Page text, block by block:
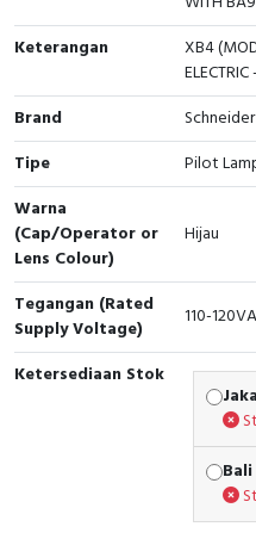
RFID
Capacitive Sensors
Safety Switch
Radio Frequency
Contact Block
Keterangan
XB4
Brand
Tipe
Pilot
Warna
(Cap/Operator or
Lens Colour)
Hijau
Tegangan (Rated
Supply Voltage)
110-
Ketersediaan Stok
Bali